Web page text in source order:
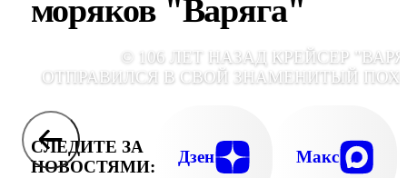
моряков "Варяга"
© 106 ЛЕТ НАЗАД КРЕЙСЕР
ОТПРАВИЛСЯ В СВОЙ ЗНАМЕНИТЫЙ
СЛЕДИТЕ ЗА
НОВОСТЯМИ:
Дзен Макс